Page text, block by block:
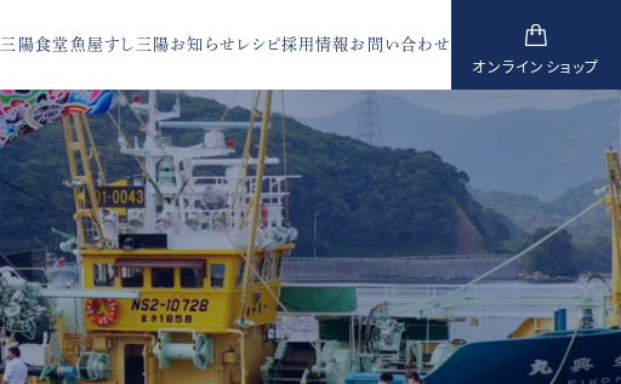
三陽食堂魚屋すし三陽お知らせ レシピ採用情報お問い合わせ
オンラインショップ